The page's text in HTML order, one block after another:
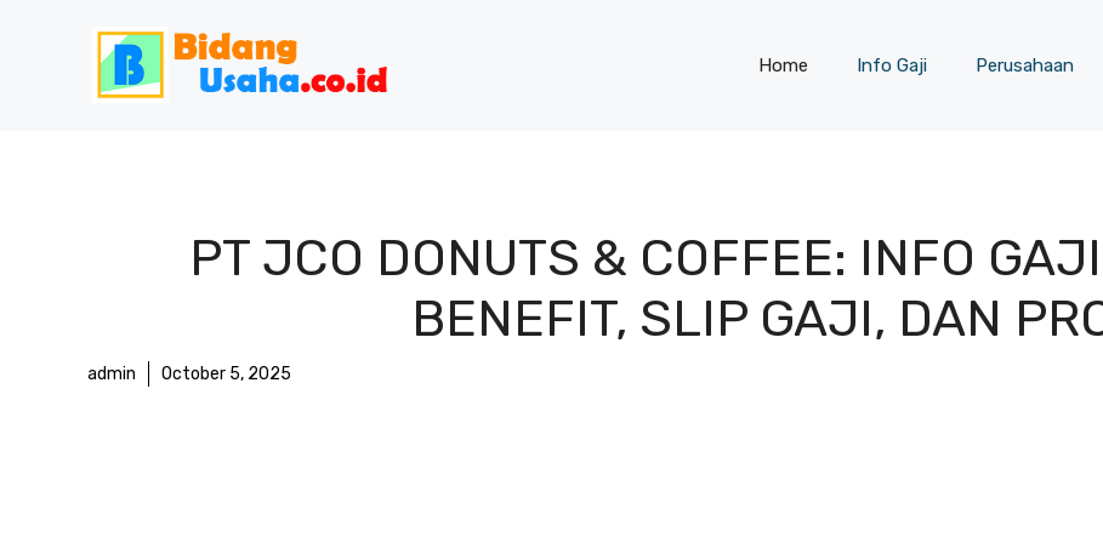
Home Info Gaji Perusahaan
PT JCO DONUTS & COFFEE: INFO
BENEFIT, SLIP GAJI, DAN
admin October 5, 2025